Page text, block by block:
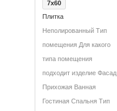
7x60
Плитка
Неполированный Тип
помещения Для какого
типа помещения
подходит изделие Фасад
Прихожая Ванная
Гостиная Спальня Тип